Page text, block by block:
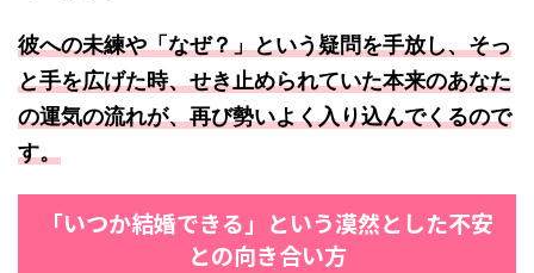
彼への未練や「なぜ？」という疑問を手放し、そっ
と手を広げた時、せき止められていた本来のあなた
の運気の流れが、再び勢いよく入り込んでくるので
す。
「いつか結婚できる」という漠然とした不安
との向き合い方